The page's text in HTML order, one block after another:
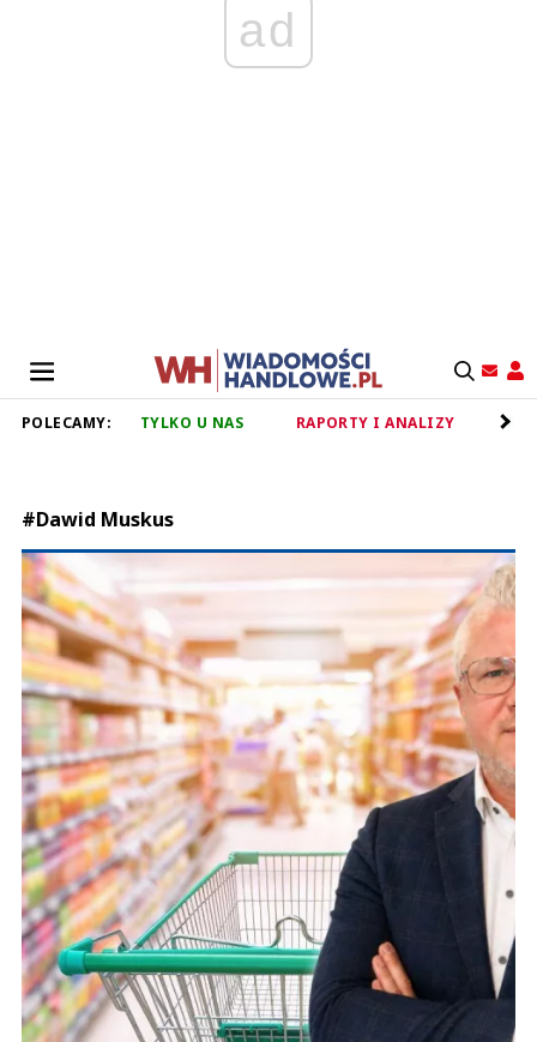
ad
POLECAMY: TYLKO U NAS RAPORTY I ANALIZY
#Dawid Muskus